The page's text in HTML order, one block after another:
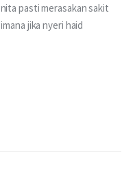
pasti merasakan sakit
jika nyeri haid